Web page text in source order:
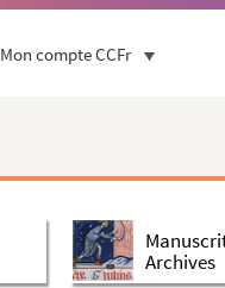
Mon compte CCFr
Archives